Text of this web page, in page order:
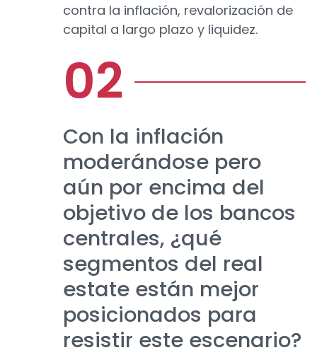
contra la inflación, revalorización de
capital a largo plazo y liquidez.
Con la inflación
moderándose pero
aún por encima del
objetivo de los bancos
centrales, ¿qué
segmentos del real
estate están mejor
posicionados para
resistir este escenario?